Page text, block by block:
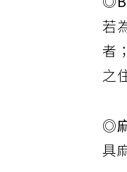
◎B
若
者
之
◎
具